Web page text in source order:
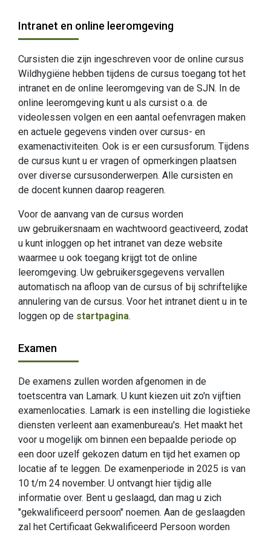
Intranet en online leeromgeving
Cursisten die zijn ingeschreven voor de online cursus
Wildhygiëne hebben tijdens de cursus toegang tot het
intranet en de online leeromgeving van de SJN. In de
online leeromgeving kunt u als cursist o.a. de
videolessen volgen en een aantal oefenvragen maken
en actuele gegevens vinden over cursus- en
examenactiviteiten. Ook is er een cursusforum. Tijdens
de cursus kunt u er vragen of opmerkingen plaatsen
over diverse cursusonderwerpen. Alle cursisten en
de docent kunnen daarop reageren.
Voor de aanvang van de cursus worden
uw gebruikersnaam en wachtwoord geactiveerd, zodat
u kunt inloggen op het intranet van deze website
waarmee u ook toegang krijgt tot de online
leeromgeving. Uw gebruikersgegevens vervallen
automatisch na afloop van de cursus of bij schriftelijke
annulering van de cursus. Voor het intranet dient u in te
loggen op de startpagina.
Examen
De examens zullen worden afgenomen in de
toetscentra van Lamark. U kunt kiezen uit zo'n vijftien
examenlocaties. Lamark is een instelling die logistieke
diensten verleent aan examenbureau's. Het maakt het
voor u mogelijk om binnen een bepaalde periode op
een door uzelf gekozen datum en tijd het examen op
locatie af te leggen. De examenperiode in 2025 is van
10 t/m 24 november. U ontvangt hier tijdig alle
informatie over. Bent u geslaagd, dan mag u zich
"gekwalificeerd persoon" noemen. Aan de geslaagden
zal het Certificaat Gekwalificeerd Persoon worden